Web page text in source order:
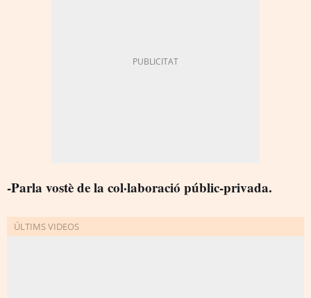
-Parla vostè de la col·laboració públic-privada.